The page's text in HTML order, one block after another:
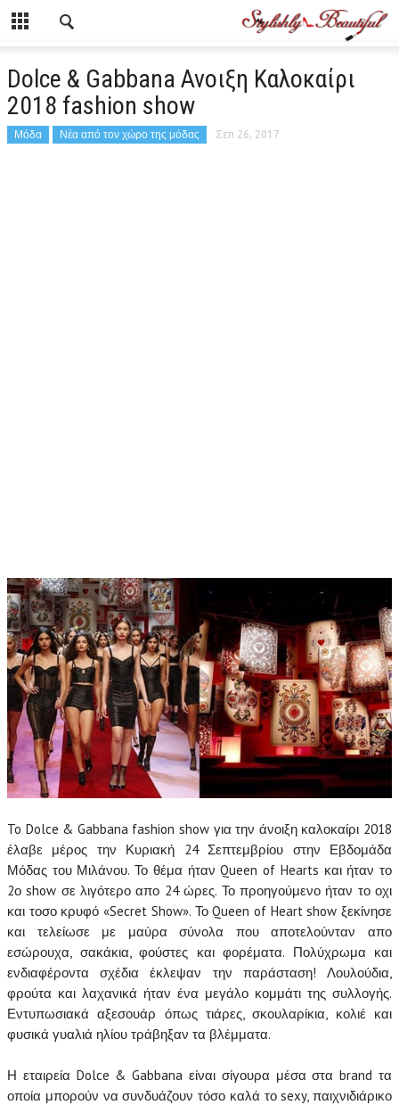
Dolce & Gabbana Ανοιξη Καλοκαίρι
2018 fashion show
Μόδα Νέα από τον χώρο της μόδας Σεπ 26, 2017
To Dolce & Gabbana fashion show για την άνοιξη καλοκαίρι 2018
έλαβε μέρος την Κυριακή 24 Σεπτεμβρίου στην Εβδομάδα
Μόδας του Μιλάνου.Το θέμα ήταν Queen of Hearts και ήταν το
2ο show σε λιγότερο απο 24 ώρες. Το προηγούμενο ήταν το οχι
και τοσο κρυφό «Secret Show». Το Queen of Heart show ξεκίνησε
και τελείωσε με μαύρα σύνολα που αποτελούνταν απο
εσώρουχα, σακάκια, φούστες και φορέματα. Πολύχρωμα και
ενδιαφέροντα σχέδια έκλεψαν την παράσταση! Λουλούδια,
φρούτα και λαχανικά ήταν ένα μεγάλο κομμάτι της συλλογής.
Εντυπωσιακά αξεσουάρ όπως τιάρες, σκουλαρίκια, κολιέ και
φυσικά γυαλιά ηλίου τράβηξαν τα βλέμματα.
Η εταιρεία Dolce & Gabbana είναι σίγουρα μέσα στα brand τα
οποία μπορούν να συνδυάζουν τόσο καλά το sexy, παιχνιδιάρικο